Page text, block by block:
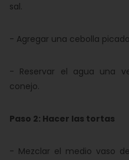
sal.
- Agregar una cebolla
- Reservar el agua una
conejo.
Paso 2: Hacer las tortas
- Mezclar el medio vaso